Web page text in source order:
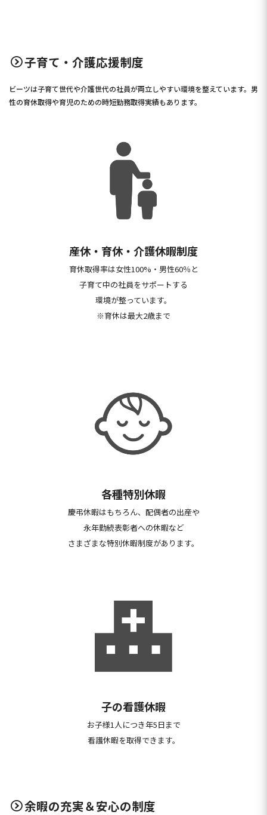
子育て・介護応援制度
ビーツは子育て世代や介護世代の社員が両立しやすい環境を整えています。男
性の育休取得や育児のための時短勤務取得実績もあります。
産休・育休・介護休暇制度
育休取得率は女性100%・男性60％と
子育て中の社員をサポートする
環境が整っています。
※育休は最大2歳まで
各種特別休暇
慶弔休暇はもちろん、配偶者の出産や
永年勤続表彰者への休暇など
さまざまな特別休暇制度があります。
子の看護休暇
お子様1人につき年5日まで
看護休暇を取得できます。
余暇の充実＆安心の制度